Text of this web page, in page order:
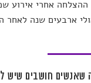
אחרי אירוע
ארבעים שנה לאחר
שאנשים חושבים שיש